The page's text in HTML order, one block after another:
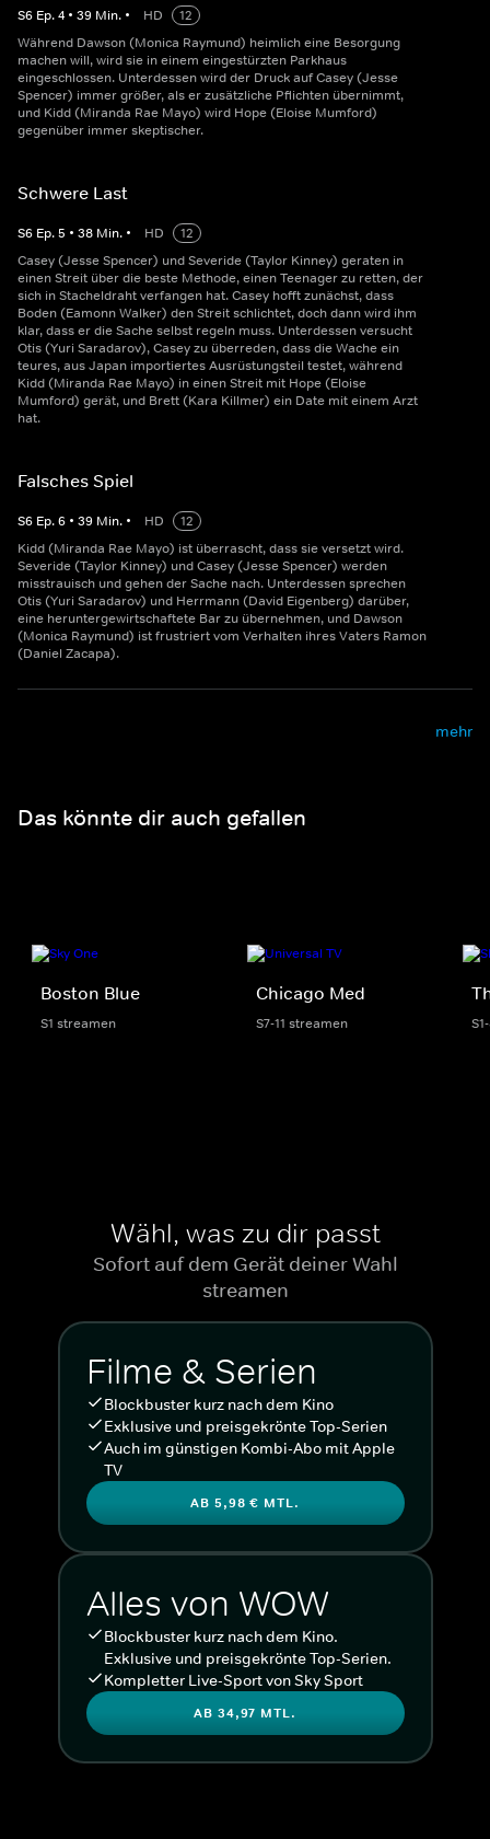
S6 Ep.4 • 39 Min. • HD
12
Während Dawson (Monica Raymund) heimlich eine Besorgung
machen will, wird sie in einem eingestürzten Parkhaus
eingeschlossen. Unterdessen wird der Druck auf Casey (Jesse
Spencer) immer größer, als er zusätzliche Pflichten übernimmt,
und Kidd (Miranda Rae Mayo) wird Hope (Eloise Mumford)
gegenüber immer skeptischer.
Schwere Last
S6 Ep.5 • 38 Min. • HD
12
Casey (Jesse Spencer) und Severide (Taylor Kinney) geraten in
einen Streit über die beste Methode, einen Teenager zu retten, der
sich in Stacheldraht verfangen hat. Casey hofft zunächst, dass
Boden (Eamonn Walker) den Streit schlichtet, doch dann wird ihm
klar, dass er die Sache selbst regeln muss. Unterdessen versucht
Otis (Yuri Saradarov), Casey zu überreden, dass die Wache ein
teures, aus Japan importiertes Ausrüstungsteil testet, während
Kidd (Miranda Rae Mayo) in einen Streit mit Hope (Eloise
Mumford) gerät, und Brett (Kara Killmer) ein Date mit einem Arzt
hat.
Falsches Spiel
S6 Ep.6 • 39 Min. • HD
12
Kidd (Miranda Rae Mayo) ist überrascht, dass sie versetzt wird.
Severide (Taylor Kinney) und Casey (Jesse Spencer) werden
misstrauisch und gehen der Sache nach. Unterdessen sprechen
Otis (Yuri Saradarov) und Herrmann (David Eigenberg) darüber,
eine heruntergewirtschaftete Bar zu übernehmen, und Dawson
(Monica Raymund) ist frustriert vom Verhalten ihres Vaters Ramon
(Daniel Zacapa).
mehr
Das könnte dir auch gefallen
Boston Blue
S1 streamen
Chicago Med
S7-11 streamen
Wähl, was zu dir passt
Sofort auf dem Gerät deiner Wahl
streamen
Filme & Serien
Blockbuster kurz nach dem Kino
Exklusive und preisgekrönte Top-Serien
Auch im günstigen Kombi-Abo mit Apple
TV
AB 5,98 € MTL.
Alles von WOW
Blockbuster kurz nach dem Kino.
Exklusive und preisgekrönte Top-Serien.
Kompletter Live-Sport von Sky Sport
AB 34,97 MTL.